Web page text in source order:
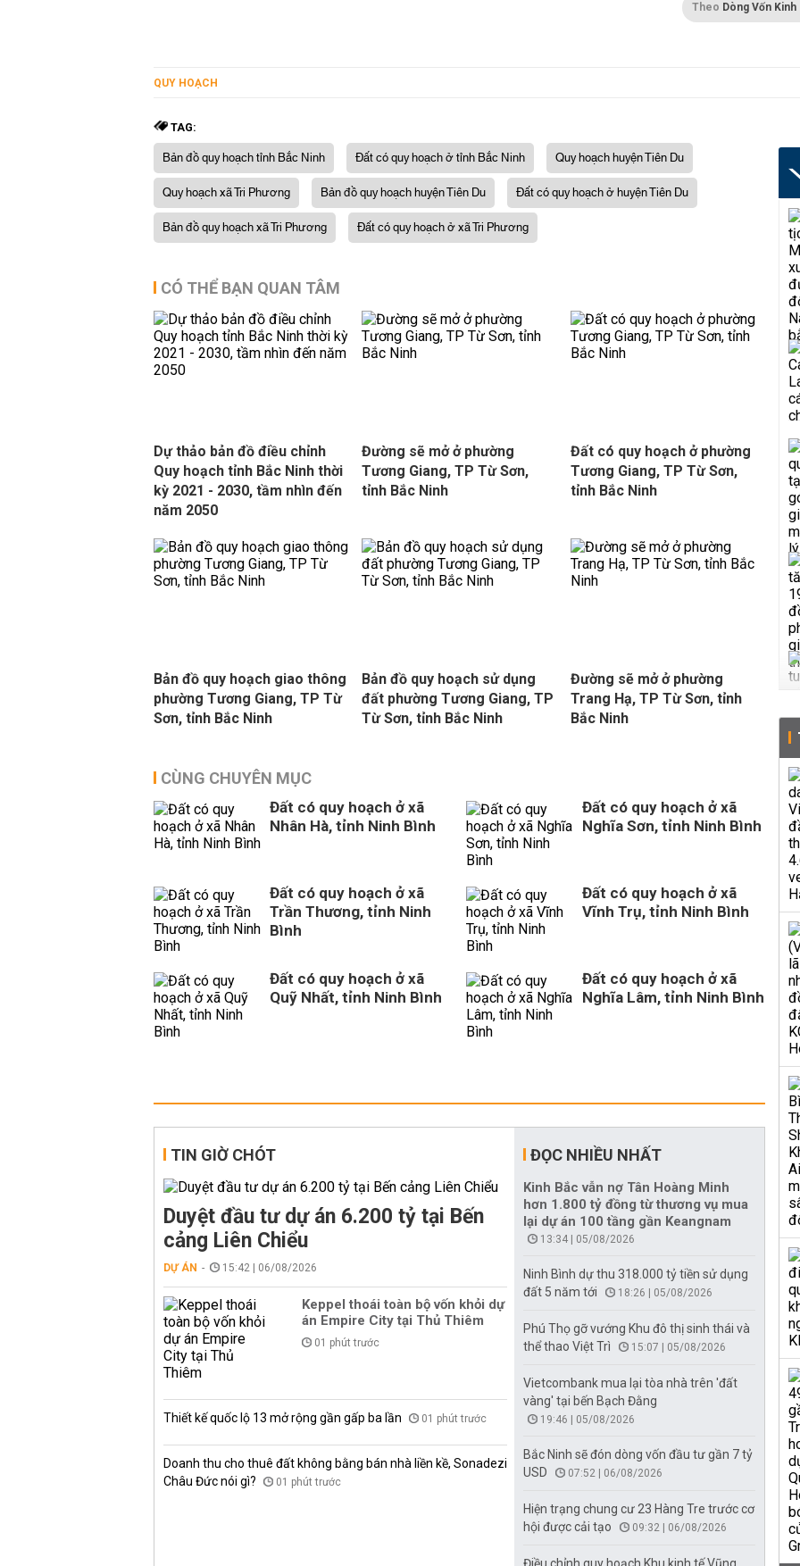
Theo Dòng Vốn Kinh
QUY HOẠCH
TAG:
Bản đồ quy hoạch tỉnh Bắc Ninh Đất có quy hoạch ở tỉnh Bắc Ninh
Quy hoạch huyện Tiên Du
Quy hoạch xã Tri Phương
Bản đồ quy hoạch huyện Tiên Du
Đất có quy hoạch ở huyện Tiên Du
Bản đồ quy hoạch xã Tri Phương
Đất có quy hoạch ở xã Tri Phương
CÓ THỂ BẠN QUAN TÂM
Dự thảo bản đồ điều chỉnh
Quy hoạch tỉnh Bắc Ninh thời
kỳ 2021 - 2030, tầm nhìn đến
năm 2050
Đường sẽ mở ở phường
Tương Giang, TP Từ Sơn,
tỉnh Bắc Ninh
Đất có quy hoạch ở phường
Tương Giang, TP Từ Sơn,
tỉnh Bắc Ninh
Bản đồ quy hoạch giao thông
phường Tương Giang, TP Từ
Sơn, tỉnh Bắc Ninh
Bản đồ quy hoạch sử dụng
đất phường Tương Giang, TP
Từ Sơn, tỉnh Bắc Ninh
Đường sẽ mở ở phường
Trang Hạ, TP Từ Sơn, tỉnh
Bắc Ninh
CÙNG CHUYÊN MỤC
Đất có quy hoạch ở xã
Nhân Hà, tỉnh Ninh Bình
Đất có quy hoạch ở xã
Nghĩa Sơn, tỉnh Ninh Bình
Đất có quy hoạch ở xã
Trần Thương, tỉnh Ninh
Bình
Đất có quy hoạch ở xã
Vĩnh Trụ, tỉnh Ninh Bình
Đất có quy hoạch ở xã
Quỹ Nhất, tỉnh Ninh Bình
Đất có quy hoạch ở xã
Nghĩa Lâm, tỉnh Ninh Bình
TIN GIỜ CHÓT
Duyệt đầu tư dự án 6.200 tỷ tại Bến
cảng Liên Chiểu
DỰ ÁN 15:42 | 06/08/2026
Keppel thoái toàn bộ vốn khỏi dự
án Empire City tại Thủ Thiêm
01 phút trước
Thiết kế quốc lộ 13 mở rộng gần gấp ba lần 01 phút trước
Doanh thu cho thuê đất không bằng bán nhà liền kề, Sonadezi
Châu Đức nói gì?
01 phút trước
ĐỌC NHIỀU NHẤT
Kinh Bắc vẫn nợ Tân Hoàng Minh
hơn 1.800 tỷ đồng từ thương vụ mua
lại dự án 100 tầng gần Keangnam
13:34 | 05/08/2026
Ninh Bình dự thu 318.000 tỷ tiền sử dụng
đất 5 năm tới
18:26 | 05/08/2026
Phú Thọ gỡ vướng Khu đô thị sinh thái và
thể thao Việt Trì
15:07 | 05/08/2026
Vietcombank mua lại tòa nhà trên 'đất
vàng' tại bến Bạch Đằng
19:46 | 05/08/2026
Bắc Ninh sẽ đón dòng vốn đầu tư gần 7 tỷ
USD
07:52 | 06/08/2026
Hiện trạng chung cư 23 Hàng Tre trước cơ
hội được cải tạo
09:32 | 06/08/2026